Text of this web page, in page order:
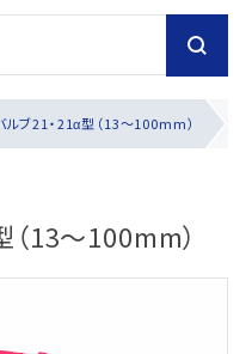
ルブ21・21α型（13～100mm）
13～100mm）